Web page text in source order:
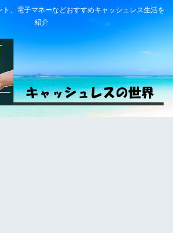
、電子マネーなどおすすめキャッシュレス生活を
紹介